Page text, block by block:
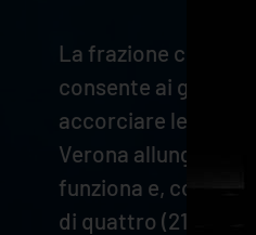
La frazione
consente ai
accorciare le
Verona allunga e
funziona e,
di quattro (21-17).